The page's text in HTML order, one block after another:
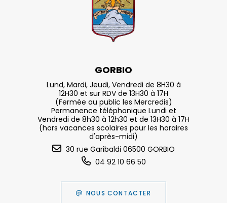
GORBIO
Lund, Mardi, Jeudi, Vendredi de 8H30 à
12H30 et sur RDV de 13H30 à 17H
(Fermée au public les Mercredis)
Permanence téléphonique Lundi et
Vendredi de 8h30 à 12h30 et de 13H30 à 17H
(hors vacances scolaires pour les horaires
d'après-midi)
30 rue Garibaldi 06500 GORBIO
04 92 10 66 50
NOUS CONTACTER